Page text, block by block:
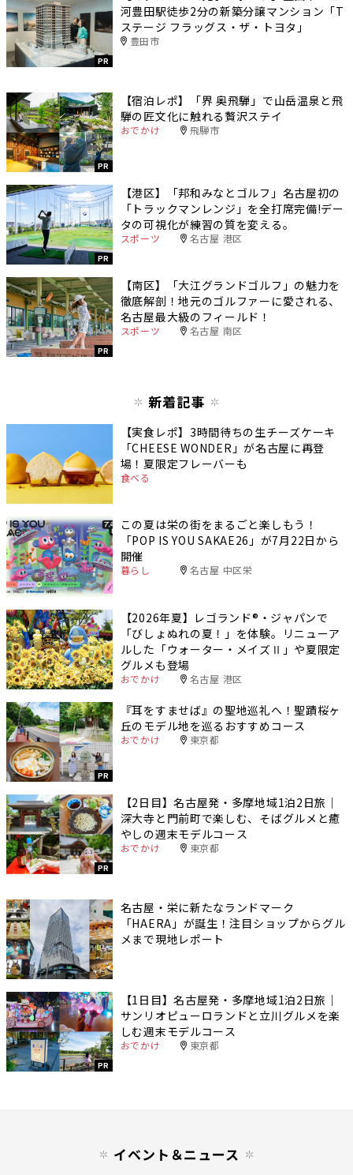
PR
河豊田駅徒歩2分の新築分譲マンション「T
ステージ フラッグス・ザ・トヨタ」
豊田市
PR
【宿泊レポ】「界 奥飛騨」で山岳温泉と飛
騨の匠文化に触れる贅沢ステイ
おでかけ 飛騨市
PR
【港区】「邦和みなとゴルフ」名古屋初の
「トラックマンレンジ」を全打席完備!デー
タの可視化が練習の質を変える。
スポーツ 名古屋 港区
PR
【南区】「大江グランドゴルフ」の魅力を
徹底解剖！地元のゴルファーに愛される、
名古屋最大級のフィールド！
スポーツ 名古屋 南区
新着記事
【実食レポ】3時間待ちの生チーズケーキ
「CHEESE WONDER」が名古屋に再登
場！夏限定フレーバーも
食べる
この夏は栄の街をまるごと楽しもう！
「POP IS YOU SAKAE26」が7月22日から
開催
暮らし 名古屋 中区栄
【2026年夏】レゴランド®・ジャパンで
「びしょぬれの夏！」を体験。リニューア
ルした「ウォーター・メイズⅡ」や夏限定
グルメも登場
おでかけ 名古屋 港区
PR
『耳をすませば』の聖地巡礼へ！聖蹟桜ヶ
丘のモデル地を巡るおすすめコース
おでかけ 東京都
PR
【2日目】名古屋発・多摩地域1泊2日旅｜
深大寺と門前町で楽しむ、そばグルメと癒
やしの週末モデルコース
おでかけ 東京都
名古屋・栄に新たなランドマーク
「HAERA」が誕生！注目ショップからグル
メまで現地レポート
PR
【1日目】名古屋発・多摩地域1泊2日旅｜
サンリオピューロランドと立川グルメを楽
しむ週末モデルコース
おでかけ 東京都
イベント＆ニュース